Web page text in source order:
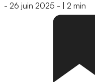
- 26 juin 2025 - 2 min